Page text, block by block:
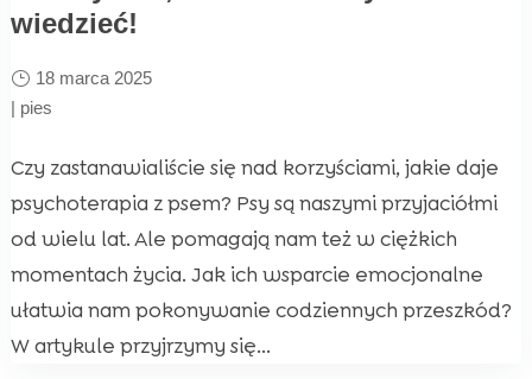
wiedzieć!
18 marca 2025
| pies
Czy zastanawialiście się nad korzyściami, jakie daje
psychoterapia z psem? Psy są naszymi przyjaciółmi
od wielu lat. Ale pomagają nam też w ciężkich
momentach życia. Jak ich wsparcie emocjonalne
ułatwia nam pokonywanie codziennych przeszkód?
W artykule przyjrzymy się...